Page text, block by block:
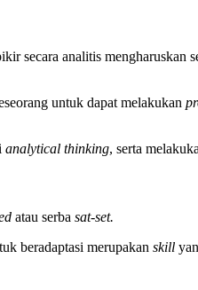
secara analitis mengharuskan
untuk dapat melakukan
analytical thinking, serta
atau serba sat-set.
beradaptasi merupakan skill